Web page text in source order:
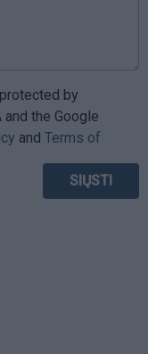
by
and the Google
and Terms of